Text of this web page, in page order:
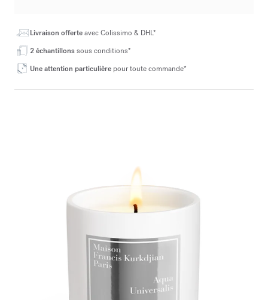
Livraison offerteavec Colissimo & DHL*
2 échantillonssous conditions*
Une attention particulière pour toute commande*